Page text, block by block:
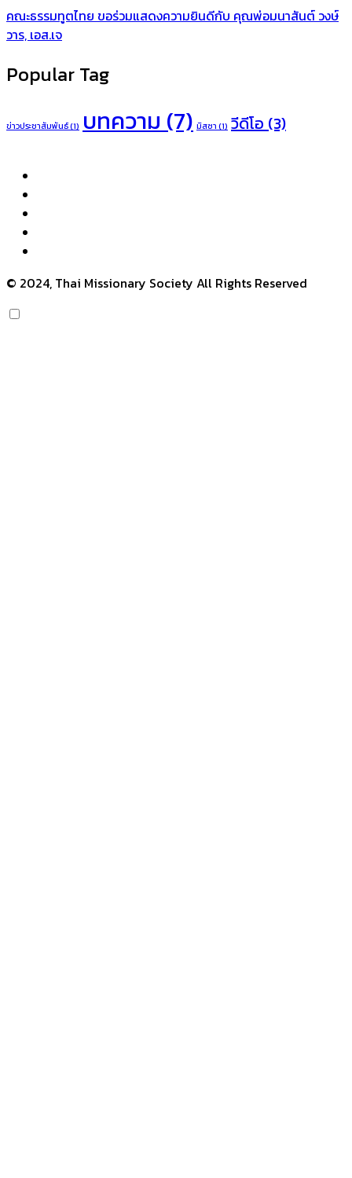
คณะธรรมทูตไทย ขอร่วมแสดงความยินดีกับ คุณพ่อมนาสันต์ วงษ์
วาร, เอส.เจ
Popular Tag
ข่าวประชาสัมพันธ์(1) บทความ(7) มิสซา(1) วีดีโอ (3)
© 2024, Thai Missionary Society All Rights Reserved